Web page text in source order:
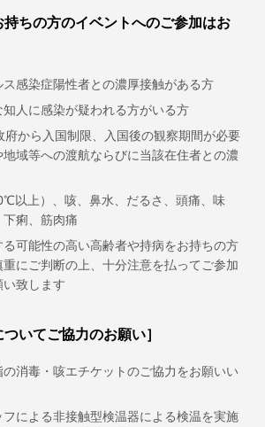
持ちの方のイベントへのご参加はお
感染症陽性者との濃厚接触がある方
知人に感染が疑われる方がいる方
府から入国制限、入国後の観察期間が必要
地域等への渡航ならびに当該在住者との濃
以上）、咳、鼻水、だるさ、頭痛、味
痢、筋肉痛
可能性の高い高齢者や持病をお持ちの方
にご判断の上、十分注意を払ってご参加
い致します
ついてご協力のお願い］
消毒・咳エチケットのご協力をお願いい
による非接触型検温器による検温を実施